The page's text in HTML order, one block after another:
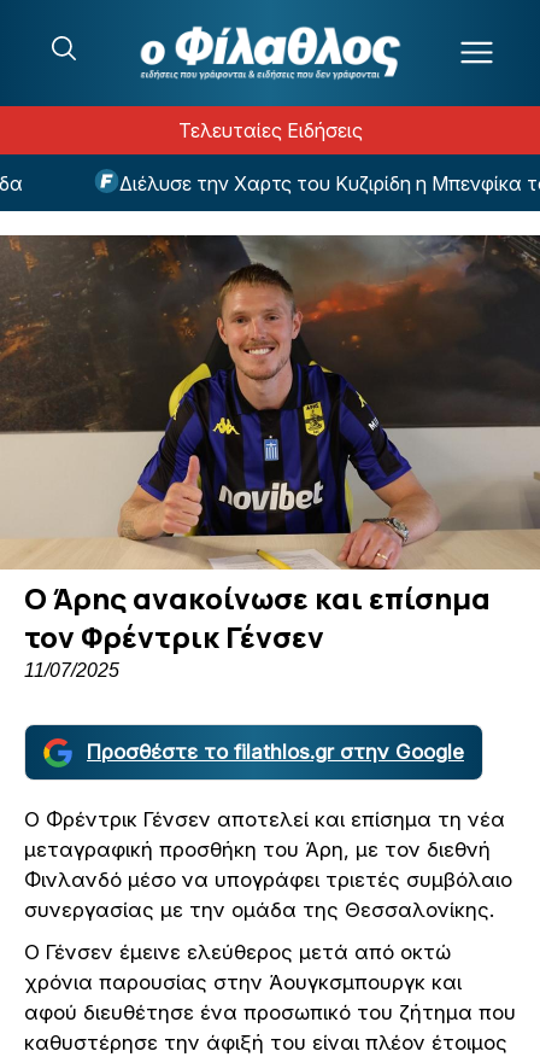
Τελευταίες Ειδήσεις
Διέλυσε την Χαρτς του Κυζιρίδη η Μπενφίκα του
Ο Άρης ανακοίνωσε και επίσημα
τον Φρέντρικ Γένσεν
11/07/2025
Προσθέστε το filathlos.gr στην Google
Ο Φρέντρικ Γένσεν αποτελεί και επίσημα τη νέα
μεταγραφική προσθήκη του Άρη, με τον διεθνή
Φινλανδό μέσο να υπογράφει τριετές συμβόλαιο
συνεργασίας με την ομάδα της Θεσσαλονίκης.
Ο Γένσεν έμεινε ελεύθερος μετά από οκτώ
χρόνια παρουσίας στην Άουγκσμπουργκ και
αφού διευθέτησε ένα προσωπικό του ζήτημα που
καθυστέρησε την άφιξή του είναι πλέον έτοιμος